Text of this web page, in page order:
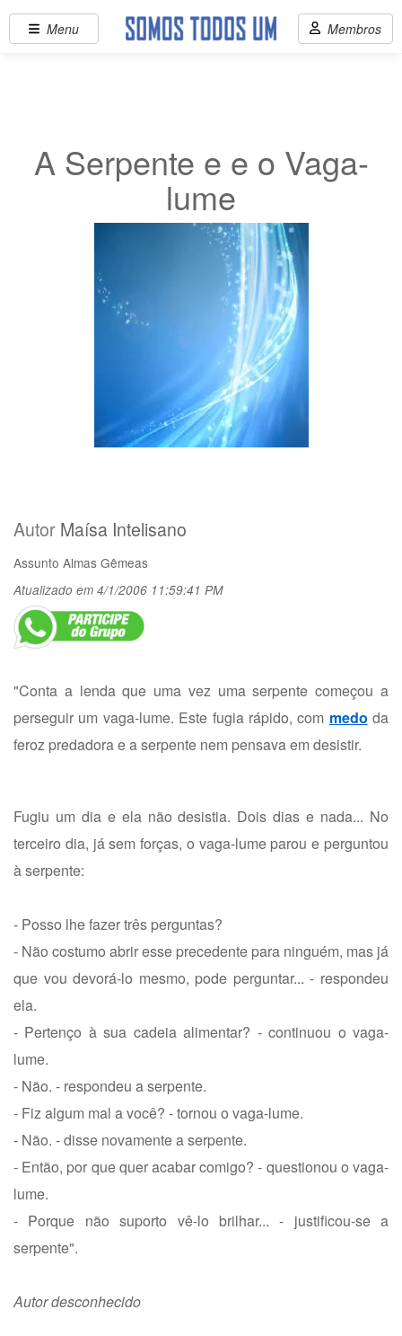
A Serpente e e o Vaga-
lume
Autor Maísa Intelisano
Assunto Almas Gêmeas
Atualizado em 4/1/2006 11:59:41 PM
"Conta a lenda que uma vez uma serpente começou a
perseguir um vaga-lume. Este fugia rápido, com medo da
feroz predadora e a serpente nem pensava em desistir.
Fugiu um dia e ela não desistia. Dois dias e nada... No
terceiro dia, já sem forças, o vaga-lume parou e perguntou
à serpente:
- Posso lhe fazer três perguntas?
- Não costumo abrir esse precedente para ninguém, mas já
que vou devorá-lo mesmo, pode perguntar... - respondeu
ela.
- Pertenço à sua cadeia alimentar? - continuou o vaga-
lume.
- Não. - respondeu a serpente.
- Fiz algum mal a você? - tornou o vaga-lume.
- Não. - disse novamente a serpente.
- Então, por que quer acabar comigo? - questionou o vaga-
lume.
- Porque não suporto vê-lo brilhar... - justificou-se a
serpente".
Autor desconhecido
Menu Membros